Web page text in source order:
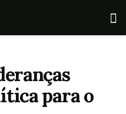
para o